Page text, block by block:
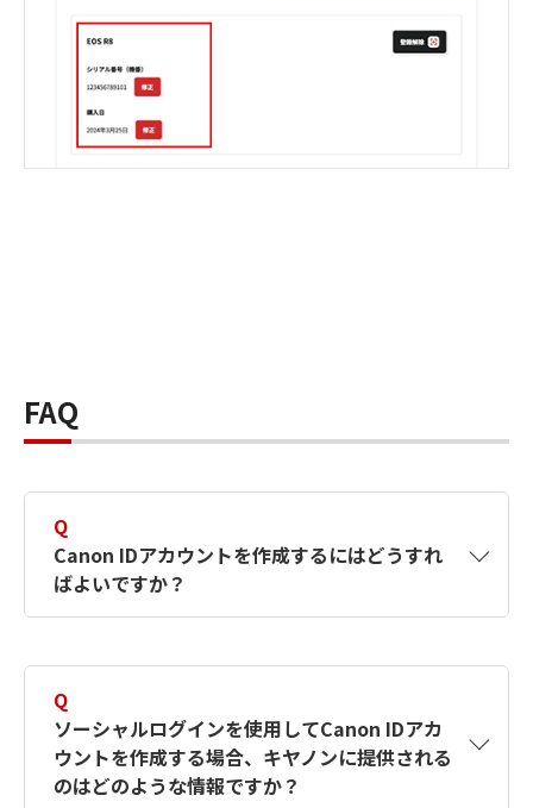
FAQ
Q
Canon IDアカウントを作成するにはどうすれ
ばよいですか？
す。詳しい作成方法は【カメラ】Canon IDとは
何ですか？Canon IDの作成方法は？をご確認く
ださい。
Q
ソーシャルログインを使用してCanon IDアカ
ウントを作成する場合、キヤノンに提供される
のはどのような情報ですか？